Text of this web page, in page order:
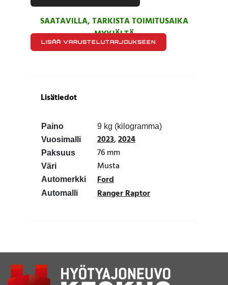
SAATAVILLA, TARKISTA TOIMITUSAIKA
MYYJÄLTÄ
LISÄÄ VARUSTELUTARJOUKSEEN
Lisätiedot
Paino
9 kg (kilogramma)
Vuosimalli
2023,2024
Paksuus 76 mm
Väri Musta
Automerkki Ford
Automalli Ranger Raptor